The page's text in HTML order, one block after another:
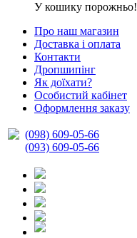
У кошику порожньо!
Про наш магазин
Доставка і оплата
Контакти
Дропшипінг
Як доїхати?
Особистий кабінет
Оформлення заказу
(098) 609-05-66
(093) 609-05-66